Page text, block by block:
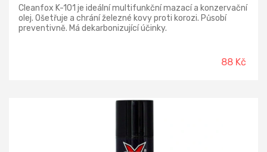
Cleanfox K-101 je ideální multifunkční mazací a konzervační
olej. Ošetřuje a chrání železné kovy proti korozi. Působí
preventivně. Má dekarbonizující účinky.
88 Kč